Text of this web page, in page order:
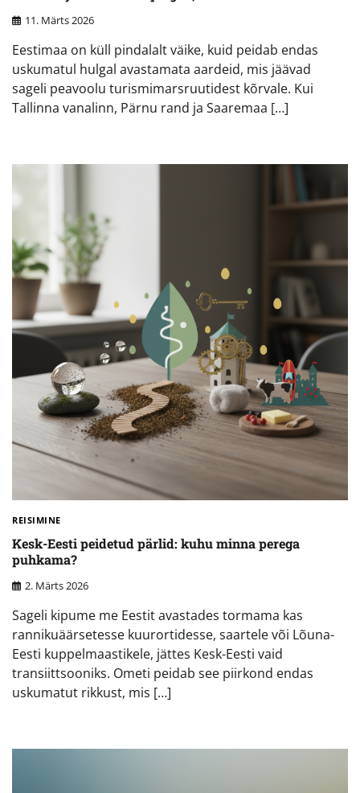
11. Märts 2026
Eestimaa on küll pindalalt väike, kuid peidab endas
uskumatul hulgal avastamata aardeid, mis jäävad
sageli peavoolu turismimarsruutidest kõrvale. Kui
Tallinna vanalinn, Pärnu rand ja Saaremaa […]
REISIMINE
Kesk-Eesti peidetud pärlid: kuhu minna perega
puhkama?
2. Märts 2026
Sageli kipume me Eestit avastades tormama kas
rannikuäärsetesse kuurortidesse, saartele või Lõuna-
Eesti kuppelmaastikele, jättes Kesk-Eesti vaid
transiittsooniks. Ometi peidab see piirkond endas
uskumatut rikkust, mis […]